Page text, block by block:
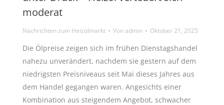
moderat
Nachrichten zum Heizölmarkt Vonadmin Oktober 21, 2025
Die Ölpreise zeigen sich im frühen Dienstagshandel
nahezu unverändert, nachdem sie gestern auf dem
niedrigsten Preisniveaus seit Mai dieses Jahres aus
dem Handel gegangen waren. Angesichts einer
Kombination aus steigendem Angebot, schwacher